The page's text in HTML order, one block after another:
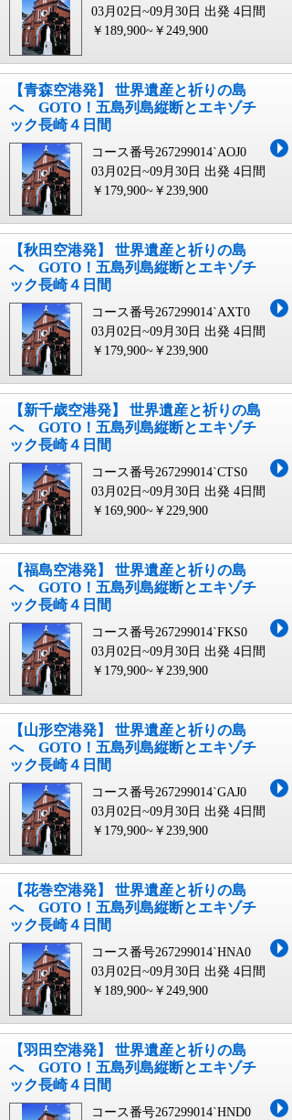
03月02日~09月30日 出発 4日間
￥189,900~￥249,900
【青森空港発】 世界遺産と祈りの島
へ GOTO！五島列島縦断とエキゾチ
ック長崎４日間
コース番号267299014`AOJ0
03月02日~09月30日 出発 4日間
￥179,900~￥239,900
【秋田空港発】 世界遺産と祈りの島
へ GOTO！五島列島縦断とエキゾチ
ック長崎４日間
コース番号267299014`AXT0
03月02日~09月30日 出発 4日間
￥179,900~￥239,900
【新千歳空港発】 世界遺産と祈りの島
へ GOTO！五島列島縦断とエキゾチ
ック長崎４日間
コース番号267299014`CTS0
03月02日~09月30日 出発 4日間
￥169,900~￥229,900
【福島空港発】 世界遺産と祈りの島
へ GOTO！五島列島縦断とエキゾチ
ック長崎４日間
コース番号267299014`FKS0
03月02日~09月30日 出発 4日間
￥179,900~￥239,900
【山形空港発】 世界遺産と祈りの島
へ GOTO！五島列島縦断とエキゾチ
ック長崎４日間
コース番号267299014`GAJ0
03月02日~09月30日 出発 4日間
￥179,900~￥239,900
【花巻空港発】 世界遺産と祈りの島
へ GOTO！五島列島縦断とエキゾチ
ック長崎４日間
コース番号267299014`HNA0
03月02日~09月30日 出発 4日間
￥189,900~￥249,900
【羽田空港発】 世界遺産と祈りの島
へ GOTO！五島列島縦断とエキゾチ
ック長崎４日間
コース番号267299014`HND0